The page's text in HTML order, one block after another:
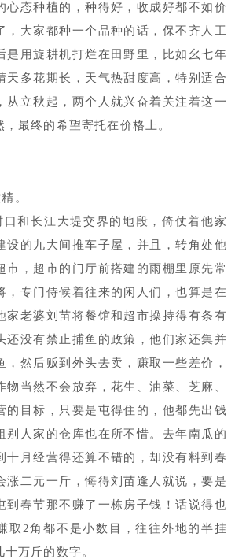
心态种植的，种得好，收成好都不如价
，大家都种一个品种的话，保不齐人工
是用旋耕机打烂在田野里，比如幺七年
天多花期长，天气热甜度高，特别适合
从立秋起，两个人就兴奋着关注着这一
最终的希望寄托在价格上。
。
和长江大堤交界的地段，倚仗着他家
设的九大间推车子屋，并且，转角处他
市，超市的门厅前搭建的雨棚里原先常
，专门侍候着往来的闲人们，也算是在
家老婆刘苗将餐馆和超市操持得有条有
还没有禁止捕鱼的政策，他们家还集并
，然后贩到外头去卖，赚取一些差价，
物当然不会放弃，花生、油菜、芝麻、
的目标，只要是屯得住的，他都先出钱
别人家的仓库也在所不惜。去年南瓜的
十月经营得还算不错的，却没有料到春
涨二元一斤，悔得刘苗逢人就说，要是
到春节那不赚了一栋房子钱！话说得也
取2角都不是小数目，往往外地的半挂
万斤的数字。